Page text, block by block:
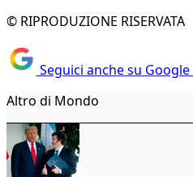
© RIPRODUZIONE RISERVATA
Seguici anche su
Altro di Mondo